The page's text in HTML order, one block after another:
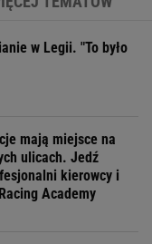
w Legii. "To było
mają miejsce na
ulicach. Jedź
kierowcy i
Academy